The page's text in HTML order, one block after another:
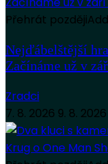
Přehrát později
Nejďábelštější
Začínáme už v
Zradci
7. 8. 2026 9. 8. 2026